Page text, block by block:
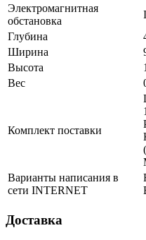
Электромагнитная
обстановка
Глубина
Ширина
Высота
Вес
Комплект поставки
Варианты написания в
сети INTERNET
Доставка